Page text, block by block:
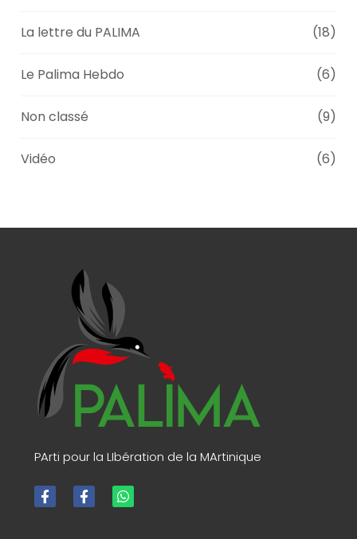
La lettre du PALIMA (18)
Le Palima Hebdo (6)
Non classé (9)
Vidéo (6)
PArti pour la LIbération de la MArtinique